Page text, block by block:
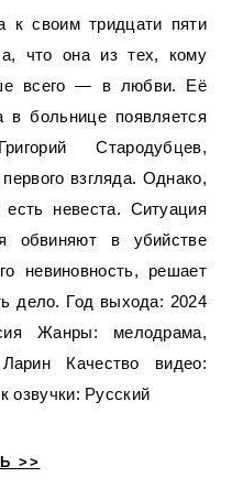
что она из тех, кому
всего — в любви. Её
в больнице появляется
Стародубцев,
взгляда. Однако,
невеста. Ситуация
обвиняют в убийстве
невиновность, решает
дело. Год выхода: 2024
Жанры: мелодрама,
Качество видео:
озвучки: Русский
>>